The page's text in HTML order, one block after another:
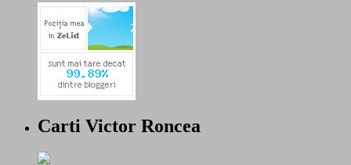
Carti Victor Roncea